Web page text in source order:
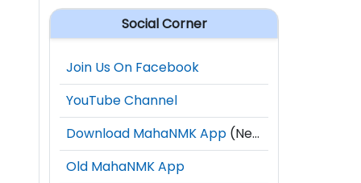
Social Corner
Join Us On Facebook
YouTube Channel
Download MahaNMK App (New)
Old MahaNMK App